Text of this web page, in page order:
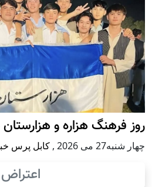
روز فرهنگ هزاره و
چهار شنبه27 می 2026 , کابل پرس
اعتراض